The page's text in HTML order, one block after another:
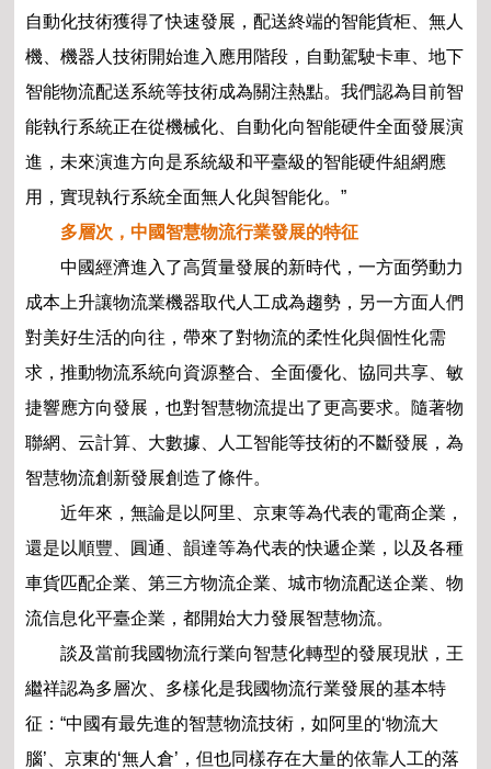
自動化技術獲得了快速發展，配送終端的智能貨柜、無人
機、機器人技術開始進入應用階段，自動駕駛卡車、地下
智能物流配送系統等技術成為關注熱點。我們認為目前智
能執行系統正在從機械化、自動化向智能硬件全面發展演
進，未來演進方向是系統級和平臺級的智能硬件組網應
用，實現執行系統全面無人化與智能化。”
多層次，中國智慧物流行業發展的特征
中國經濟進入了高質量發展的新時代，一方面勞動力
成本上升讓物流業機器取代人工成為趨勢，另一方面人們
對美好生活的向往，帶來了對物流的柔性化與個性化需
求，推動物流系統向資源整合、全面優化、協同共享、敏
捷響應方向發展，也對智慧物流提出了更高要求。隨著物
聯網、云計算、大數據、人工智能等技術的不斷發展，為
智慧物流創新發展創造了條件。
近年來，無論是以阿里、京東等為代表的電商企業，
還是以順豐、圓通、韻達等為代表的快遞企業，以及各種
車貨匹配企業、第三方物流企業、城市物流配送企業、物
流信息化平臺企業，都開始大力發展智慧物流。
談及當前我國物流行業向智慧化轉型的發展現狀，王
繼祥認為多層次、多樣化是我國物流行業發展的基本特
征：“中國有最先進的智慧物流技術，如阿里的‘物流大
腦’、京東的‘無人倉’，但也同樣存在大量的依靠人工的落